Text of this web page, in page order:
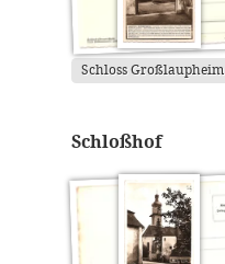
Schloss Großlaupheim
Schloßhof